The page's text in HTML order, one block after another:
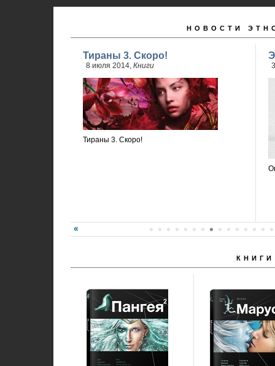
НОВОСТИ
Тираны 3. Скоро!
8 июля 2014, Книги
Тираны 3. Скоро!
КНИГИ